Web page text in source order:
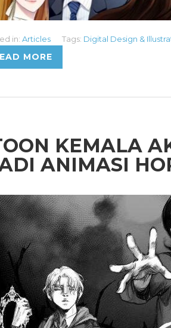
in: Articles Tags: Digital Design &
MORE
KEMALA
ANIMASI